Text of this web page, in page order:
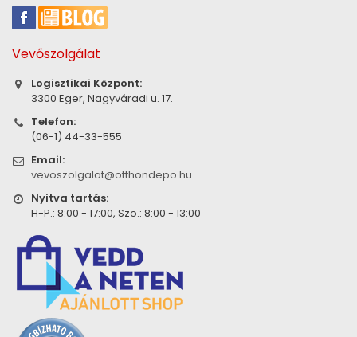
Vevőszolgálat
Logisztikai Központ:
3300 Eger, Nagyváradi u. 17.
Telefon:
(06-1) 44-33-555
Email:
vevoszolgalat@otthondepo.hu
Nyitva tartás:
H-P.: 8:00 - 17:00, Szo.: 8:00 - 13:00